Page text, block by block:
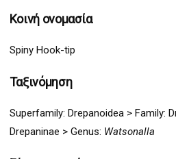
Κοινή ονομασία
Spiny Hook-tip
Ταξινόμηση
Superfamily: Drepanoidea > Family:
Drepaninae > Genus: Watsonalla